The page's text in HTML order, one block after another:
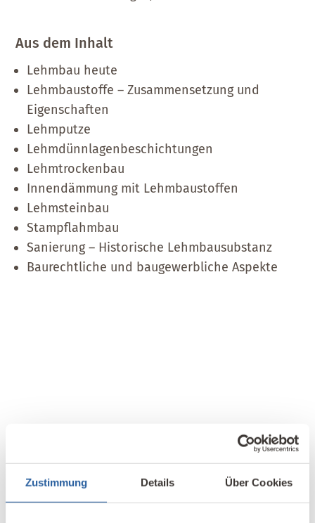
Zustimmung Details Über Cookies
Aus dem Inhalt
Lehmbau heute
Lehmbaustoffe – Zusammensetzung und
Eigenschaften
Lehmputze
Lehmdünnlagenbeschichtungen
Lehmtrockenbau
Innendämmung mit Lehmbaustoffen
Lehmsteinbau
Stampflahmbau
Sanierung – Historische Lehmbausubstanz
Baurechtliche und baugewerbliche Aspekte